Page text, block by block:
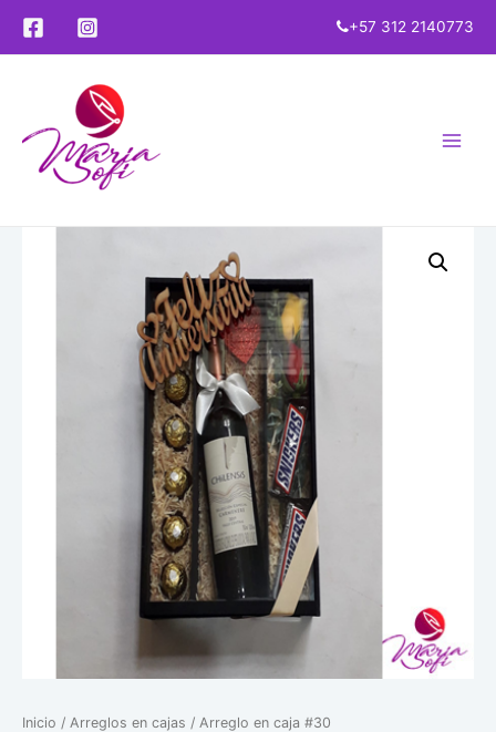
+57 312 2140773
Inicio / Arreglos en cajas / Arreglo en caja #30